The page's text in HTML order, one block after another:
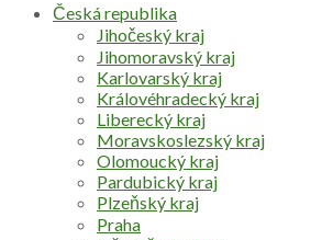
Česká republika
Jihočeský kraj
Jihomoravský kraj
Karlovarský kraj
Královéhradecký kraj
Liberecký kraj
Moravskoslezský kraj
Olomoucký kraj
Pardubický kraj
Plzeňský kraj
Praha